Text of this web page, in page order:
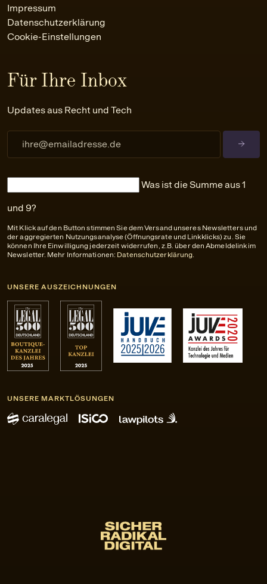
Impressum
Datenschutzerklärung
Cookie-Einstellungen
Für Ihre Inbox
Updates aus Recht und Tech
Was ist die Summe aus 1
und 9?
Mit Klick auf den Button stimmen Sie dem Versand unseres Newsletters und
der aggregierten Nutzungsanalyse (Öffnungsrate und Linkklicks) zu. Sie
können Ihre Einwilligung jederzeit widerrufen, z.B. über den Abmeldelink im
Newsletter. Mehr Informationen: Datenschutzerklärung.
UNSERE AUSZEICHNUNGEN
UNSERE MARKTLÖSUNGEN